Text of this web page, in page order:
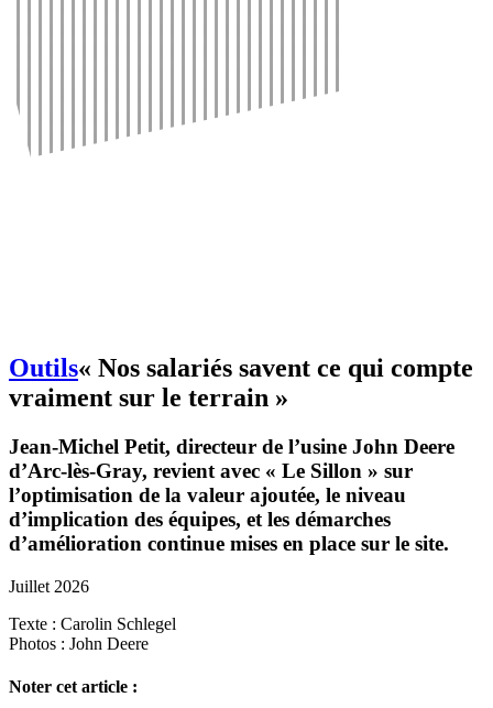
Outils« Nos sala­riés savent ce qui compte
vrai­ment sur le terrain »
Jean-Michel Petit, direc­teur de l’usine John Deere
d’Arc-lès-Gray, revient avec « Le Sillon » sur
l’optimisation de la valeur ajoutée, le niveau
d’implication des équipes, et les démarches
d’amélioration continue mises en place sur le site.
Juillet 2026
Texte : Carolin Schlegel
Photos : John Deere
Noter cet article :